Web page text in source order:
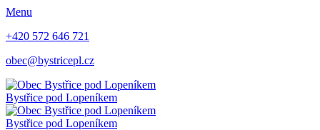
Menu
+420 572 646 721
obec@bystricepl.cz
Bystřice pod Lopeníkem
Bystřice pod Lopeníkem